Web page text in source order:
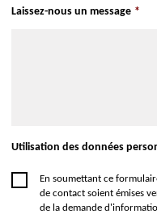
Laissez-nous un message *
Utilisation des données
En soumettant ce
de contact soient émises
de la demande